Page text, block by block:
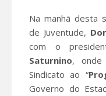
Na manhã desta
de Juventude,
com o
Saturnino,
Sindicato ao “
Governo do